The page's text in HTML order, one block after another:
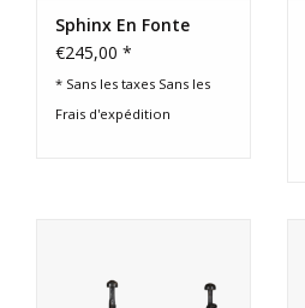
Sphinx En Fonte
€245,00 *
* Sans les taxes Sans les
Frais d'expédition